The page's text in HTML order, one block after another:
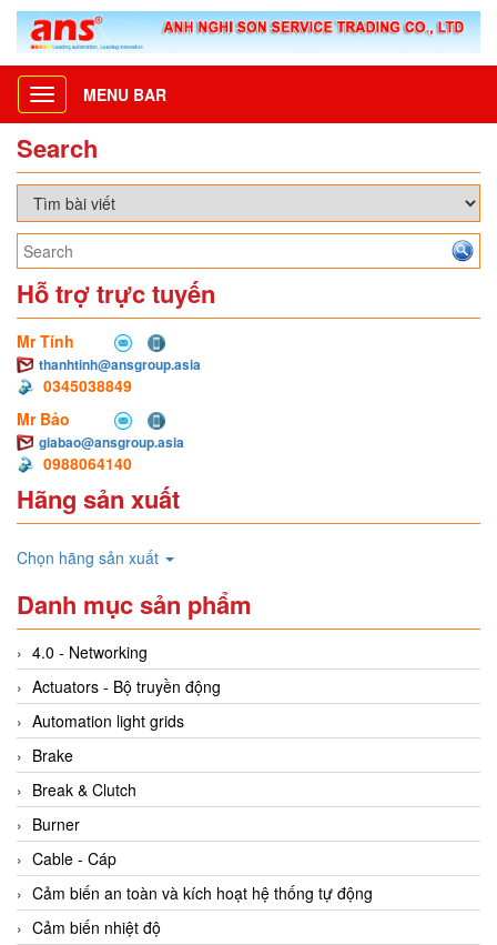
Toggle
navigation
MENU BAR
Search
Hỗ trợ trực tuyến
Mr Tính
thanhtinh@ansgroup.asia
0345038849
Mr Bảo
giabao@ansgroup.asia
0988064140
Hãng sản xuất
Chọn hãng sản xuất
Danh mục sản phẩm
4.0 - Networking
Actuators - Bộ truyền động
Automation light grids
Brake
Break & Clutch
Burner
Cable - Cáp
Cảm biến an toàn và kích hoạt hệ thống tự động
Cảm biến nhiệt độ